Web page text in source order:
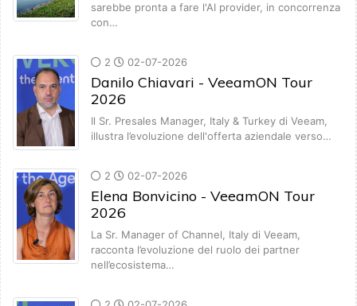
sarebbe pronta a fare l'AI provider, in concorrenza
con…
2 02-07-2026
Danilo Chiavari - VeeamON Tour
2026
Il Sr. Presales Manager, Italy & Turkey di Veeam,
illustra l’evoluzione dell'offerta aziendale verso…
2 02-07-2026
Elena Bonvicino - VeeamON Tour
2026
La Sr. Manager of Channel, Italy di Veeam,
racconta l’evoluzione del ruolo dei partner
nell’ecosistema…